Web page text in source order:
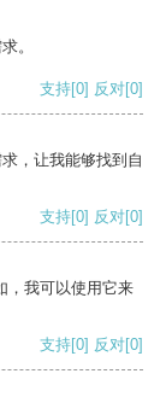
。
支持[0] 反对[0]
，让我能够找到自
支持[0] 反对[0]
，我可以使用它来
支持[0] 反对[0]